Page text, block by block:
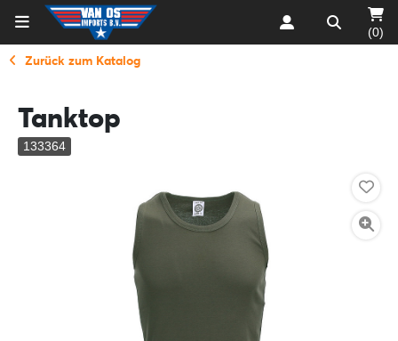
(0)
Zurück zum Katalog
Tanktop
133364